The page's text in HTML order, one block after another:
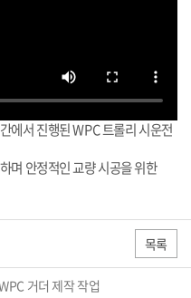
에서 진행된 WPC 트롤리 시운전
며 안정적인 교량 시공을 위한
목록
거더 제작 작업